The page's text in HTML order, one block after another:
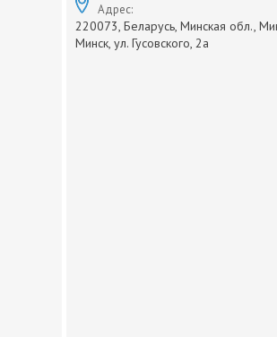
Адрес:
220073, Беларусь, Минская обл.,
Минск, ул. Гусовского, 2а